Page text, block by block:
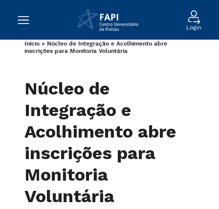
Login
Início » Núcleo de Integração e Acolhimento abre
inscrições para Monitoria Voluntária
Núcleo de
Integração e
Acolhimento abre
inscrições para
Monitoria
Voluntária